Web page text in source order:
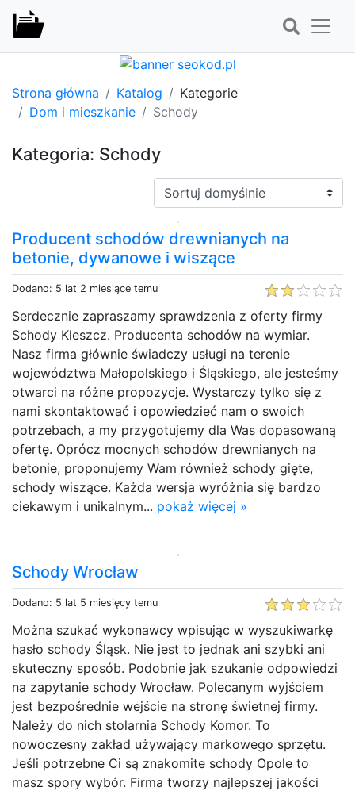
Strona główna Katalog
Kategorie
Dom i mieszkanie
Schody
Kategoria: Schody
Sortuj:
Producent schodów drewnianych na
betonie, dywanowe i wiszące
Dodano: 5 lat 2 miesiące temu
Serdecznie zapraszamy sprawdzenia z oferty firmy
Schody Kleszcz. Producenta schodów na wymiar.
Nasz firma głównie świadczy usługi na terenie
województwa Małopolskiego i Śląskiego, ale jesteśmy
otwarci na różne propozycje. Wystarczy tylko się z
nami skontaktować i opowiedzieć nam o swoich
potrzebach, a my przygotujemy dla Was dopasowaną
ofertę. Oprócz mocnych schodów drewnianych na
betonie, proponujemy Wam również schody gięte,
schody wiszące. Każda wersja wyróżnia się bardzo
ciekawym i unikalnym... pokaż więcej »
Schody Wrocław
Dodano: 5 lat 5 miesięcy temu
Można szukać wykonawcy wpisując w wyszukiwarkę
hasło schody Śląsk. Nie jest to jednak ani szybki ani
skuteczny sposób. Podobnie jak szukanie odpowiedzi
na zapytanie schody Wrocław. Polecanym wyjściem
jest bezpośrednie wejście na stronę świetnej firmy.
Należy do nich stolarnia Schody Komor. To
nowoczesny zakład używający markowego sprzętu.
Jeśli potrzebne Ci są znakomite schody Opole to
masz spory wybór. Firma tworzy najlepszej jakości